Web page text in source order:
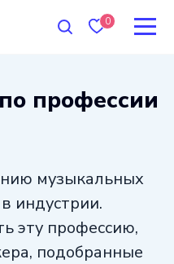
0
профессии
музыкальных
индустрии.
эту профессию,
подобранные